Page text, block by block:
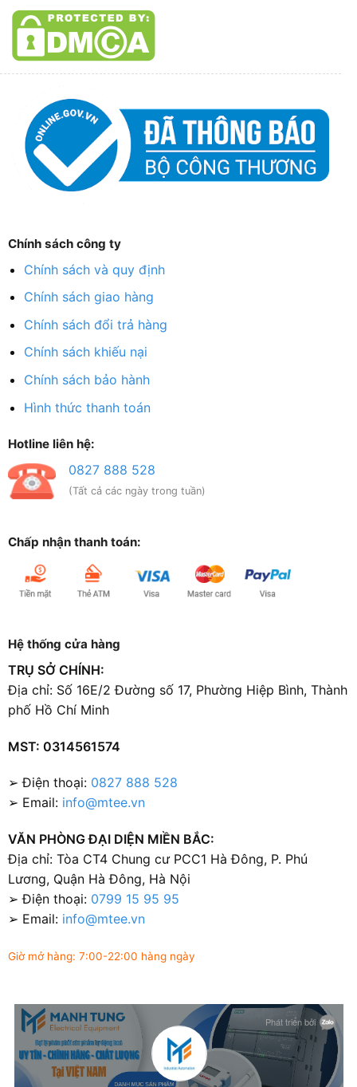
Chính sách công ty
Chính sách và quy định
Chính sách giao hàng
Chính sách đổi trả hàng
Chính sách khiếu nại
Chính sách bảo hành
Hình thức thanh toán
Hotline liên hệ:
0827 888 528
(Tất cả các ngày trong tuần)
Chấp nhận thanh toán:
Hệ thống cửa hàng
TRỤ SỞ CHÍNH:
Địa chỉ: Số 16E/2 Đường số 17, Phường Hiệp Bình, Thành
phố Hồ Chí Minh
MST: 0314561574
➢ Điện thoại: 0827 888 528
➢ Email: info@mtee.vn
VĂN PHÒNG ĐẠI DIỆN MIỀN BẮC:
Địa chỉ: Tòa CT4 Chung cư PCC1 Hà Đông, P. Phú
Lương, Quận Hà Đông, Hà Nội
➢ Điện thoại: 0799 15 95 95
➢ Email: info@mtee.vn
Giờ mở hàng: 7:00-22:00 hàng ngày